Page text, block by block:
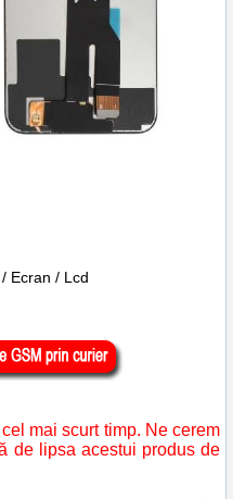
Ecran / Lcd
mai scurt timp. Ne cerem
de lipsa acestui produs de